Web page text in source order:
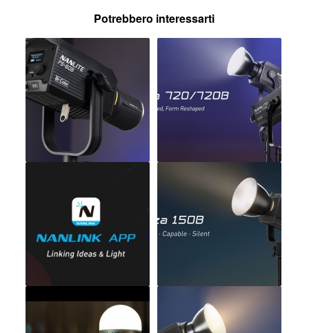
Potrebbero interessarti